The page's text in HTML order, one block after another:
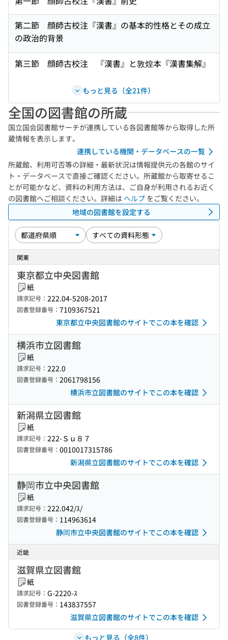
第二節 顔師古校注『漢書』の基本的性格とその成立
の政治的背景
第三節 顔師古校注 『漢書』と敦煌本『漢書集解』
もっと見る（全21件）
全国の図書館の所蔵
国立国会図書館サーチが連携している各図書館等から取得した所
蔵情報を表示します。
連携している機関・データベースの一覧
所蔵館、利用可否等の詳細・最新状況は情報提供元の各館のサイ
ト・データベースで直接ご確認ください。所蔵館から取寄せるこ
とが可能かなど、資料の利用方法は、ご自身が利用されるお近く
の図書館へご相談ください。詳細は ヘルプ をご覧ください。
地域の図書館を設定する
関東
東京都立中央図書館
紙
請求記号： 222.04-5208-2017
図書登録番号： 7109367521
東京都立中央図書館のサイトでこの本を確認
横浜市立図書館
紙
請求記号： 222.0
図書登録番号： 2061798156
横浜市立図書館のサイトでこの本を確認
新潟県立図書館
紙
請求記号： 222-Ｓｕ８７
図書登録番号： 0010017315786
新潟県立図書館のサイトでこの本を確認
静岡市立中央図書館
紙
請求記号： 222.042/ｽ/
図書登録番号： 114963614
静岡市立中央図書館のサイトでこの本を確認
近畿
滋賀県立図書館
紙
請求記号： G-2220-ｽ
図書登録番号： 143837557
滋賀県立図書館のサイトでこの本を確認
もっと見る（全8件）